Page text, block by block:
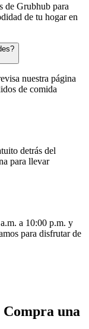
de Grubhub para
de tu hogar en
nuestra página
de comida
detrás del
para llevar
a 10:00 p.m. y
para disfrutar de
Compra una